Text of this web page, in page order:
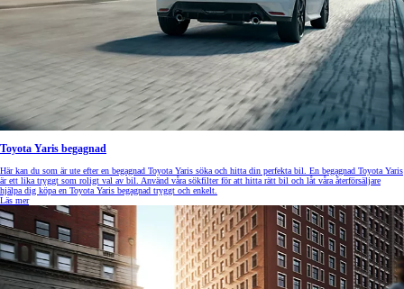
Toyota Yaris begagnad
Här kan du som är ute efter en begagnad Toyota Yaris söka och hitta din perfekta bil. En begagnad Toyota Yaris
är ett lika tryggt som roligt val av bil. Använd våra sökfilter för att hitta rätt bil och låt våra återförsäljare
hjälpa dig köpa en Toyota Yaris begagnad tryggt och enkelt.
Läs mer